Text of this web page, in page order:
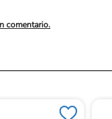
comentario.